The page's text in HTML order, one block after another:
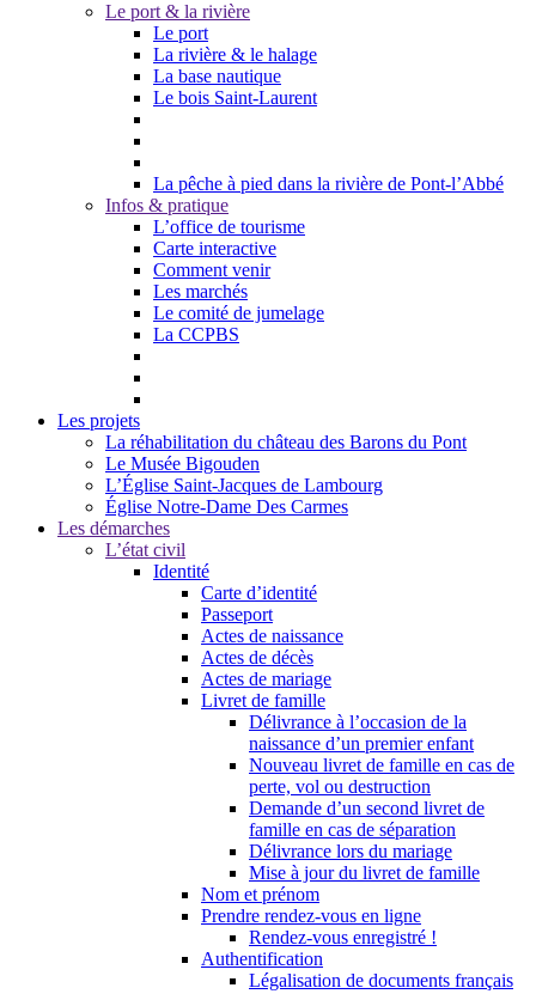
Le port & la rivière
Le port
La rivière & le halage
La base nautique
Le bois Saint-Laurent
La pêche à pied dans la rivière de Pont-l’Abbé
Infos & pratique
L’office de tourisme
Carte interactive
Comment venir
Les marchés
Le comité de jumelage
La CCPBS
Les projets
La réhabilitation du château des Barons du Pont
Le Musée Bigouden
L’Église Saint-Jacques de Lambourg
Église Notre-Dame Des Carmes
Les démarches
L’état civil
Identité
Carte d’identité
Passeport
Actes de naissance
Actes de décès
Actes de mariage
Livret de famille
Délivrance à l’occasion de la
naissance d’un premier enfant
Nouveau livret de famille en cas de
perte, vol ou destruction
Demande d’un second livret de
famille en cas de séparation
Délivrance lors du mariage
Mise à jour du livret de famille
Nom et prénom
Prendre rendez-vous en ligne
Rendez-vous enregistré !
Authentification
Légalisation de documents français